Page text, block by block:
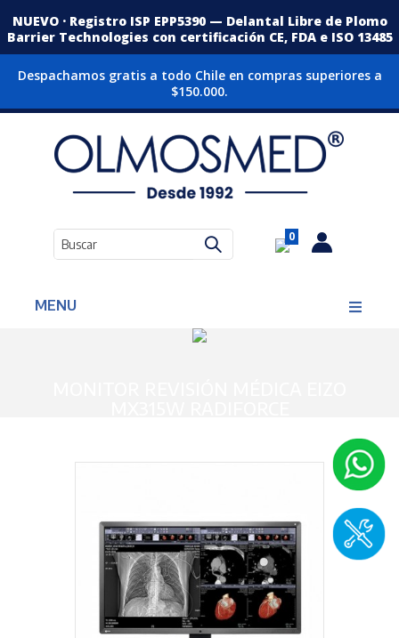
NUEVO · Registro ISP EPP5390 — Delantal Libre de Plomo
Barrier Technologies con certificación CE, FDA e ISO 13485
Despachamos gratis a todo Chile en compras superiores a
$150.000.
0
MENU